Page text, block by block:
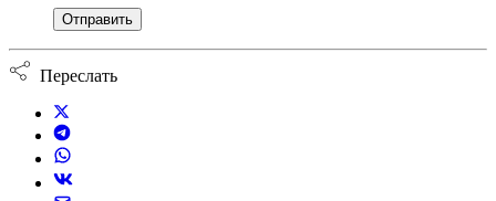
Переслать